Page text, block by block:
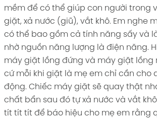
mềm để có thể giúp con người trong
giặt, xả nước (giũ), vắt khô. Em nghe
có thể bao gồm cả tính năng sấy và
nhờ nguồn năng lượng là điện năng.
máy giặt lồng đứng và máy giặt lồng
cứ mỗi khi giặt là mẹ em chỉ cần cho
động. Chiếc máy giặt sẽ quay thật
chất bẩn sau đó tự xả nước và vắt
tít tít tít để báo hiệu cho mẹ em rằng